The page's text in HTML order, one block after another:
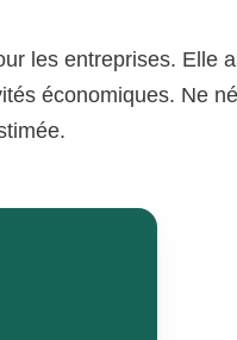
les entreprises. Elle
économiques. Ne